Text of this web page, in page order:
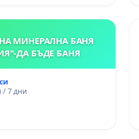
МИНЕРАЛНА БАНЯ
ДА БЪДЕ БАНЯ
/ 7 дни